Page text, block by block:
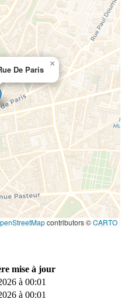
De Paris
×
contributors ©CARTO
mise à jour
à 00:01
à 00:01